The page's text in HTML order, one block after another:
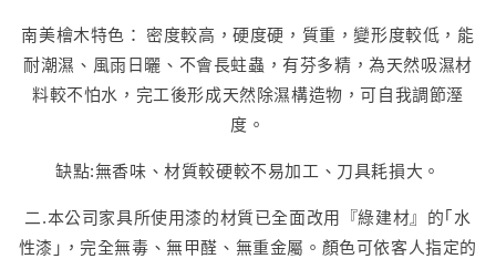
南美檜木特色： 密度較高，硬度硬，質重，變形度較低，能
耐潮濕、風雨日曬、不會長蛀蟲，有芬多精，為天然吸濕材
料較不怕水，完工後形成天然除濕構造物，可自我調節溼
度。
缺點:無香味、材質較硬較不易加工、刀具耗損大。
二.本公司家具所使用漆的材質已全面改用『綠建材』的｢水
性漆｣，完全無毒、無甲醛、無重金屬。顏色可依客人指定的